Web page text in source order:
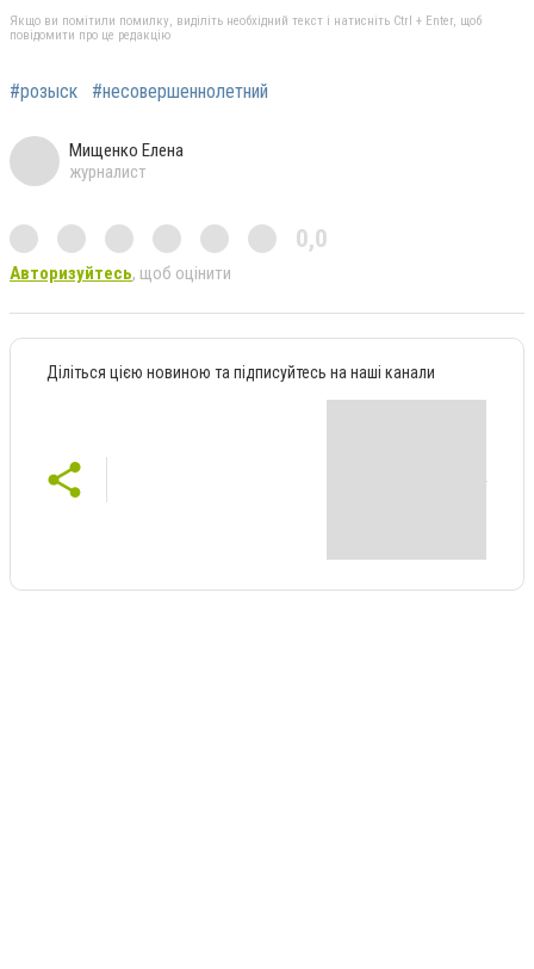
Якщо ви помітили помилку, виділіть необхідний текст і натисніть Ctrl + Enter, щоб
повідомити про це редакцію
#розыск #несовершеннолетний
Мищенко Елена
журналист
0,0
Авторизуйтесь, щоб оцінити
Діліться цією новиною та підписуйтесь на наші канали